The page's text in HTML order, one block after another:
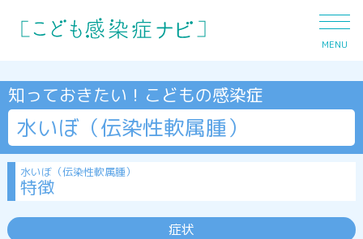
MENU
発熱
知っておきたい！こどもの感染症
水いぼ（伝染性軟属腫）
水いぼ（伝染性軟属腫）
特徴
症状